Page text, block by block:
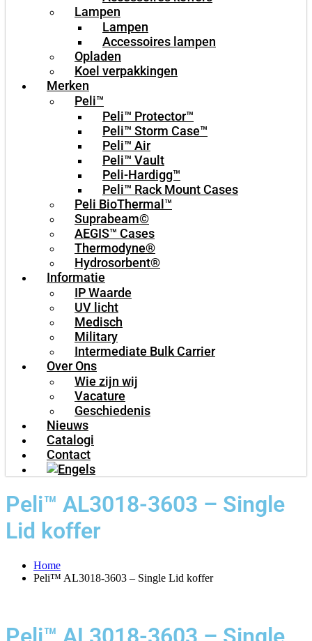
Lampen
Lampen
Accessoires lampen
Opladen
Koel verpakkingen
Merken
Peli™
Peli™ Protector™
Peli™ Storm Case™
Peli™ Air
Peli™ Vault
Peli-Hardigg™
Peli™ Rack Mount Cases
Peli BioThermal™
Suprabeam©
AEGIS™ Cases
Thermodyne®
Hydrosorbent®
Informatie
IP Waarde
UV licht
Medisch
Military
Intermediate Bulk Carrier
Over Ons
Wie zijn wij
Vacature
Geschiedenis
Nieuws
Catalogi
Contact
Peli™ AL3018-3603 – Single
Lid koffer
Home
Peli™ AL3018-3603 – Single Lid koffer